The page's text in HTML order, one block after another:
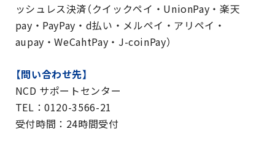
ッシュレス決済（クイックペイ・UnionPay・楽天
pay・PayPay・d払い・メルペイ・アリペイ・
aupay・WeCahtPay・J-coinPay）
【問い合わせ先】
NCD サポートセンター
TEL：0120-3566-21
受付時間：24時間受付